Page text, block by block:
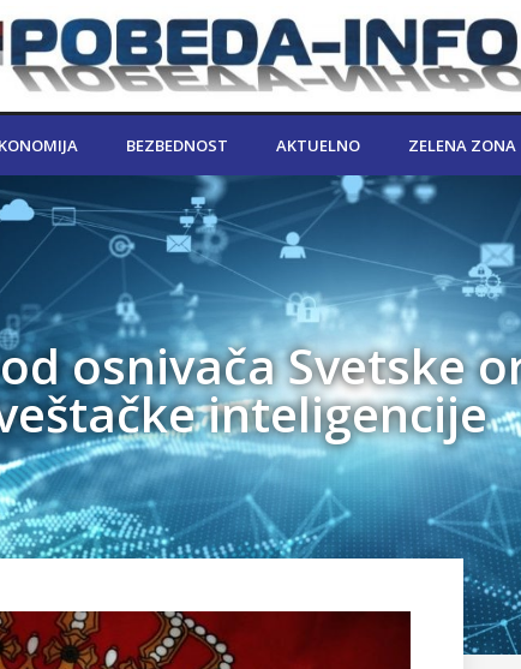
BEZBEDNOST AKTUELNO ZELENA ZONA
osnivača Svetske
inteligencije